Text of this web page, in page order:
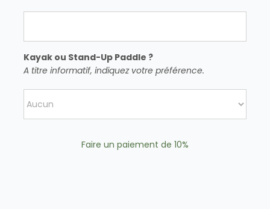
Kayak ou Stand-Up Paddle ?
A titre informatif, indiquez votre préférence.
Faire un paiement de 10%